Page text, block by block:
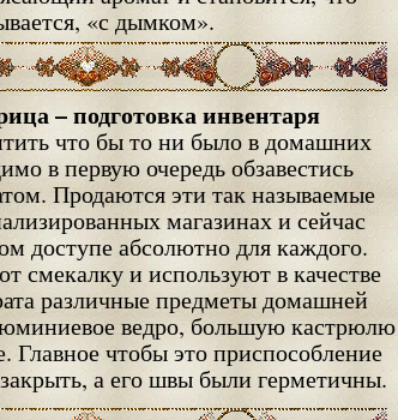
«с дымком».
– подготовка инвентаря
что бы то ни было в домашних
в первую очередь обзавестись
Продаются эти так называемые
магазинах и сейчас
доступе абсолютно для каждого.
смекалку и используют в качестве
различные предметы домашней
ведро, большую кастрюлю
Главное чтобы это приспособление
а его швы были герметичны.